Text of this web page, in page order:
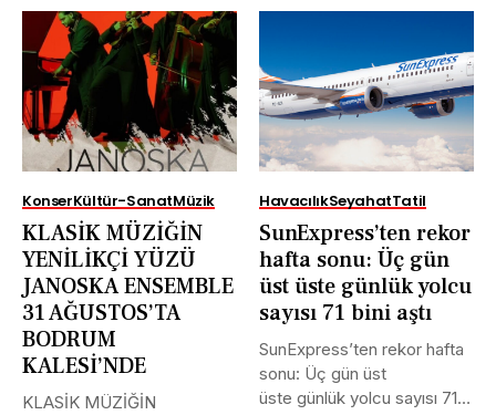
KonserKültür-SanatMüzik
KLASİK MÜZİĞİN
YENİLİKÇİ YÜZÜ
JANOSKA ENSEMBLE
31 AĞUSTOS’TA
BODRUM
KALESİ’NDE
KLASİK MÜZİĞİN
HavacılıkSeyahatTatil
SunExpress’ten rekor
hafta sonu: Üç gün
üst üste günlük yolcu
sayısı 71 bini aştı
SunExpress’ten rekor hafta
sonu: Üç gün üst
üste günlük yolcu sayısı 71